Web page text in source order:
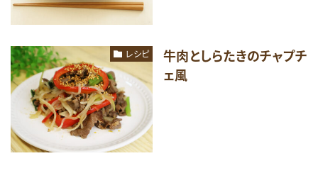
レシピ
牛肉としらたきのチャプチ
ェ風